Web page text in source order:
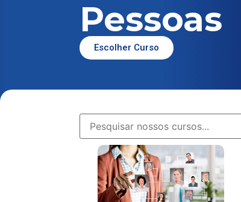
Pessoas
Escolher Curso